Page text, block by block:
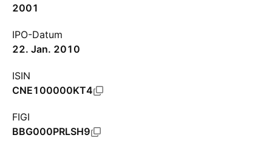
2001
IPO-Datum
22. Jan. 2010
ISIN
CNE100000KT4
FIGI
BBG000PRLSH9